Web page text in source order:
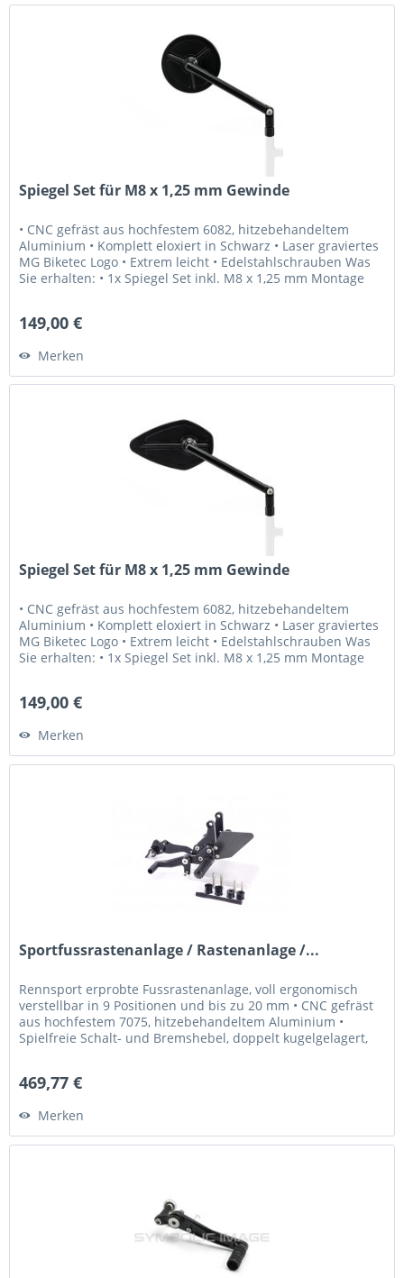
Spiegel Set für M8 x 1,25 mm Gewinde
• CNC gefräst aus hochfestem 6082, hitzebehandeltem
Aluminium • Komplett eloxiert in Schwarz • Laser graviertes
MG Biketec Logo • Extrem leicht • Edelstahlschrauben Was
Sie erhalten: • 1x Spiegel Set inkl. M8 x 1,25 mm Montage
149,00 €
Merken
Spiegel Set für M8 x 1,25 mm Gewinde
• CNC gefräst aus hochfestem 6082, hitzebehandeltem
Aluminium • Komplett eloxiert in Schwarz • Laser graviertes
MG Biketec Logo • Extrem leicht • Edelstahlschrauben Was
Sie erhalten: • 1x Spiegel Set inkl. M8 x 1,25 mm Montage
149,00 €
Merken
Sportfussrastenanlage / Rastenanlage /...
Rennsport erprobte Fussrastenanlage, voll ergonomisch
verstellbar in 9 Positionen und bis zu 20 mm • CNC gefräst
aus hochfestem 7075, hitzebehandeltem Aluminium •
Spielfreie Schalt- und Bremshebel, doppelt kugelgelagert,
469,77 €
Merken